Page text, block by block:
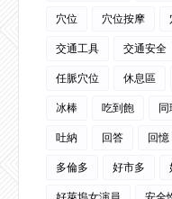
穴位
穴位按摩
交通工具
交通安全
任脈穴位
休息區
冰棒
吃到飽
吐納
回答 回憶
多倫多
好市多